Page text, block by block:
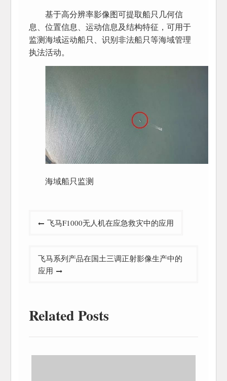
基于高分辨率影像图可提取船只几何信
息、位置信息、运动信息及结构特征，可用于
监测海域运动船只、识别非法船只等海域管理
执法活动。
海域船只监测
飞马F1000无人机在应急救灾中的应用
飞马系列产品在国土三调正射影像生产中的
应用
Related Posts